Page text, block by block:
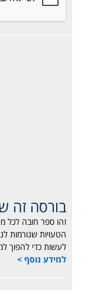
בורסה זה
זהו ספר חובה לכל
הטעויות שגורמות
לעשות כדי להפוך
למידע נוסף >